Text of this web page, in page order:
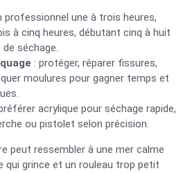
professionnel une à trois heures,
à cinq heures, débutant cinq à huit
séchage.
: protéger, réparer fissures,
moulures pour gagner temps et
acrylique pour séchage rapide,
ou pistolet selon précision.
peut ressembler à une mer calme
qui grince et un rouleau trop petit